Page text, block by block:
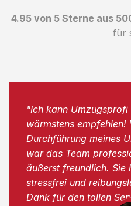
4.95 von 5 Sterne aus
für
"Ich kann Umzugsprofi
wärmstens empfehlen!
Durchführung meines
war das Team
äußerst freundlich. Sie
stressfrei und
Dank für den tollen